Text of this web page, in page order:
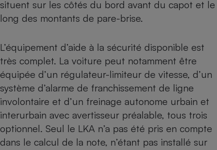
situent sur les côtés du bord avant du capot et le
long des montants de pare-brise.
L’équipement d’aide à la sécurité disponible est
très complet. La voiture peut notamment être
équipée d’un régulateur-limiteur de vitesse, d’un
système d’alarme de franchissement de ligne
involontaire et d’un freinage autonome urbain et
interurbain avec avertisseur préalable, tous trois
optionnel. Seul le LKA n’a pas été pris en compte
dans le calcul de la note, n’étant pas installé sur